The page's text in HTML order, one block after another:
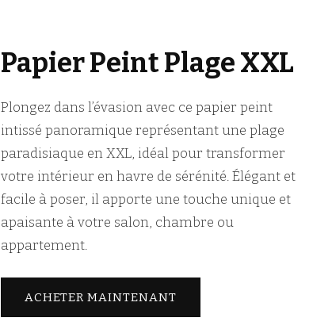
Papier Peint Plage XXL
Plongez dans l’évasion avec ce papier peint
intissé panoramique représentant une plage
paradisiaque en XXL, idéal pour transformer
votre intérieur en havre de sérénité. Élégant et
facile à poser, il apporte une touche unique et
apaisante à votre salon, chambre ou
appartement.
ACHETER MAINTENANT